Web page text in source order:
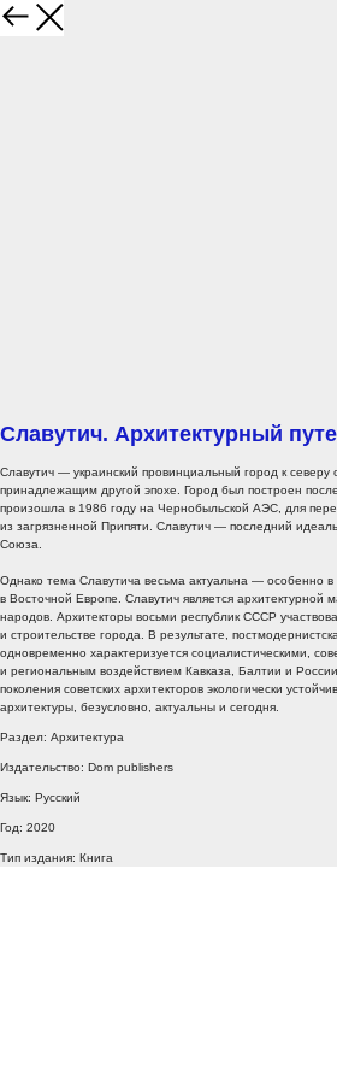
Славутич. Архитектурный
Славутич — украинский провинциальный город к
принадлежащим другой эпохе. Город был построен
произошла в 1986 году на Чернобыльской АЭС, для
из загрязненной Припяти. Славутич — последний
Союза.
Однако тема Славутича весьма актуальна — особенно в
в Восточной Европе. Славутич является архитектурной
народов. Архитекторы восьми республик СССР
и строительстве города. В результате,
одновременно характеризуется социалистическими,
и региональным воздействием Кавказа, Балтии и
поколения советских архитекторов экологически
архитектуры, безусловно, актуальны и сегодня.
Раздел: Архитектура
Издательство: Dom publishers
Язык: Русский
Год: 2020
Тип издания: Книга